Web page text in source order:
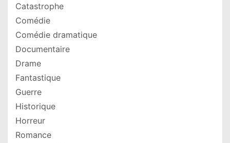
Catastrophe
Comédie
Comédie dramatique
Documentaire
Drame
Fantastique
Guerre
Historique
Horreur
Romance